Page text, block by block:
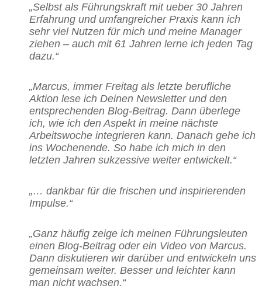
„Selbst als Führungskraft mit ueber 30 Jahren
Erfahrung und umfangreicher Praxis kann ich
sehr viel Nutzen für mich und meine Manager
ziehen – auch mit 61 Jahren lerne ich jeden Tag
dazu.“
„Marcus, immer Freitag als letzte berufliche
Aktion lese ich Deinen Newsletter und den
entsprechenden Blog-Beitrag. Dann überlege
ich, wie ich den Aspekt in meine nächste
Arbeitswoche integrieren kann. Danach gehe ich
ins Wochenende. So habe ich mich in den
letzten Jahren sukzessive weiter entwickelt.“
„… dankbar für die frischen und inspirierenden
Impulse.“
„Ganz häufig zeige ich meinen Führungsleuten
einen Blog-Beitrag oder ein Video von Marcus.
Dann diskutieren wir darüber und entwickeln uns
gemeinsam weiter. Besser und leichter kann
man nicht wachsen.“